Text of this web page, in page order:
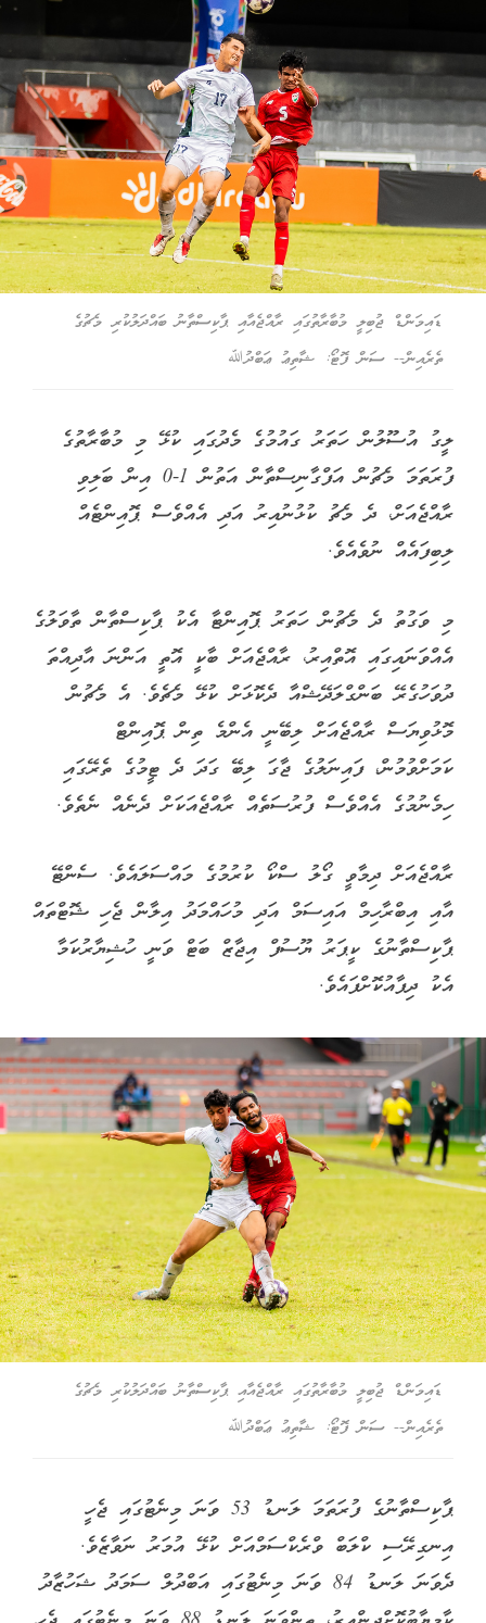
ޑައިމަންޑް ޖުބިލީ މުބާރާތުގައި ރާއްޖެއާއި ޕާކިސްތާނު ބައްދަލުކުރި މެޗުގެ
ތެރެއިން-- ސަން ފޮޓޯ: ޝާތިޢު ޢަބްދުﷲ
ލީގު އުސޫލުން ހަތަރު ގައުމުގެ މެދުގައި ކުޅޭ މި މުބާރާތުގެ
ފުރަތަމަ މެޗުން އަފްގާނިސްތާން އަތުން 1-0 އިން ބަލިވި
ރާއްޖެއަށް، ދެ މެޗު ކުޅުނުއިރު އަދި އެއްވެސް ޕޮއިންޓެއް
ލިބިފައެއް ނުވެއެވެ.
މި ވަގުތު ދެ މެޗުން ހަތަރު ޕޮއިންޓާ އެކު ޕާކިސްތާން ތާވަލުގެ
އެއްވަނައިގައި އޮތްއިރު، ރާއްޖެއަށް ބާކީ އޮތީ އަންނަ އާދިއްތަ
ދުވަހުގެރޭ ބަންގްލަދޭޝްއާ ދެކޮޅަށް ކުޅޭ މެޗެވެ. އެ މެޗުން
މޮޅުވިޔަސް ރާއްޖެއަށް ލިބޭނީ އެންމެ ތިން ޕޮއިންޓް
ކަމަށްވުމުން، ފައިނަލުގެ ޖާގަ ލިބޭ ގަދަ ދެ ޓީމުގެ ތެރޭގައި
ހިމެނުމުގެ އެއްވެސް ފުރުސަތެއް ރާއްޖެއަކަށް ދެނެއް ނެތެވެ.
ރާއްޖެއަށް ދިމާވީ ގޯލު ސްކޯ ކުރުމުގެ މައްސަލައެވެ. ސެންޓޭ
އާއި އިބްރާހިމް އައިސަމް އަދި މުހައްމަދު އިލާން ޖެހި ޝޮޓްތައް
ޕާކިސްތާނުގެ ކީޕަރު ޔޫސުފް އިޖާޒް ބަޓް ވަނީ ހުޝިޔާރުކަމާ
އެކު ދިފާއުކޮށްފައެވެ.
ޑައިމަންޑް ޖުބިލީ މުބާރާތުގައި ރާއްޖެއާއި ޕާކިސްތާނު ބައްދަލުކުރި މެޗުގެ
ތެރެއިން-- ސަން ފޮޓޯ: ޝާތިޢު ޢަބްދުﷲ
ޕާކިސްތާނުގެ ފުރަތަމަ ލަނޑު 53 ވަނަ މިނެޓުގައި ޖެހީ
އިނގިރޭސި ކްލަބް ވްރެކްސަމްއަށް ކުޅޭ އުމަރު ނަވާޒެވެ.
ދެވަނަ ލަނޑު 84 ވަނަ މިނެޓުގައި އަބްދުލް ސަމަދު ޝަހުޒާދު